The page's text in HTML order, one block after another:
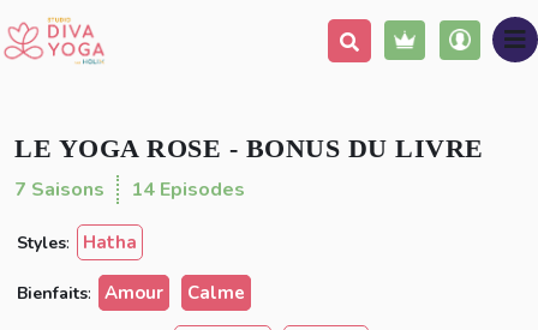
Ajouter à ma liste (12 avis)
Partager
Vintage
LE YOGA ROSE - BONUS DU LIVRE
7 Saisons 14 Episodes
Styles: Hatha
Bienfaits: Amour Calme